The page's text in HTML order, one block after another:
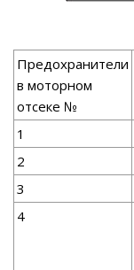
Предохранители
в моторном
отсеке №
1
2
3
4